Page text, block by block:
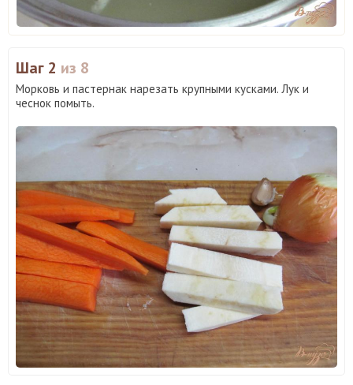
Шаг 2 из 8
Морковь и пастернак нарезать крупными кусками. Лук и
чеснок помыть.